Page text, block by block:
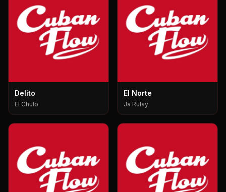
Delito
El Chulo
El Norte
Ja Rulay